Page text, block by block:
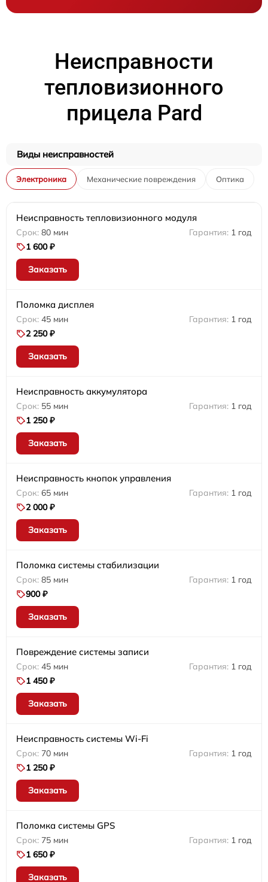
Неисправности
тепловизионного
прицела Pard
Виды неисправностей
Электроника Механические повреждения Оптика
Неисправность тепловизионного модуля
80 мин
1 год
1 600 ₽
Заказать
Поломка дисплея
45 мин
1 год
2 250 ₽
Заказать
Неисправность аккумулятора
55 мин
1 год
1 250 ₽
Заказать
Неисправность кнопок управления
65 мин
1 год
2 000 ₽
Заказать
Поломка системы стабилизации
85 мин
1 год
900 ₽
Заказать
Повреждение системы записи
45 мин
1 год
1 450 ₽
Заказать
Неисправность системы Wi-Fi
70 мин
1 год
1 250 ₽
Заказать
Поломка системы GPS
75 мин
1 год
1 650 ₽
Заказать